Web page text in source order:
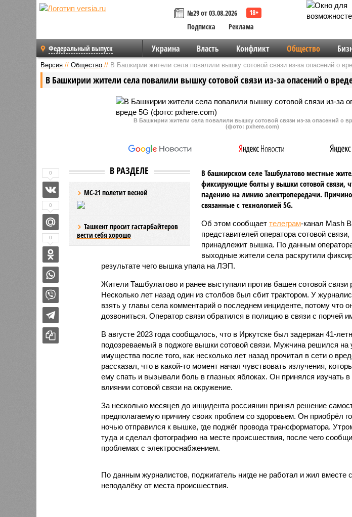
№29 от 03.08.2026
Подписка
Реклама
Федеральный выпуск Украина Власть Конфликт Общество
Версия // Общество // В Башкирии жители села повалили вышку сотовой связи из-за опасений о
В Башкирии жители села повалили вышку сотовой связи из-за опасений о
В Башкирии жители села повалили вышку сотовой связи из-за опасений о
(фото: pxhere.com)
В РАЗДЕЛЕ
МС-21 полетит весной
Ташкент просит гастарбайтеров
вести себя хорошо
В башкирском селе Ташбулатово местные
фиксирующие болты у вышки сотовой связи,
падению на линию электропередачи.
связанные с технологией 5G.
Об этом сообщает телеграм-канал Mash
представителей оператора сотовой связи,
принадлежит вышка. По данным
выходные жители села раскрутили
результате чего вышка упала на ЛЭП.
Жители Ташбулатово и ранее выступали против башен сотовой связи
Несколько лет назад один из столбов был сбит трактором. У
взять у главы села комментарий о последнем инциденте, потому что
дозвониться. Оператор связи обратился в полицию в связи с порчей
В августе 2023 года сообщалось, что в Иркутске был задержан 41-
подозреваемый в поджоге вышки сотовой связи. Мужчина решился на
имущества после того, как несколько лет назад прочитал в сети о
рассказал, что в какой-то момент начал чувствовать излучения,
ему спать и вызывали боль в глазных яблоках. Он принялся изучать
влиянии сотовой связи на окружение.
За несколько месяцев до инцидента россиянин принял решение
предполагаемую причину своих проблем со здоровьем. Он приобрёл
ночью отправился к вышке, где поджёг провода трансформатора.
туда и сделал фотографию на месте происшествия, после чего
проблемах с электроснабжением.
По данным журналистов, поджигатель нигде не работал и жил вместе
неподалёку от места происшествия.
0
0
0